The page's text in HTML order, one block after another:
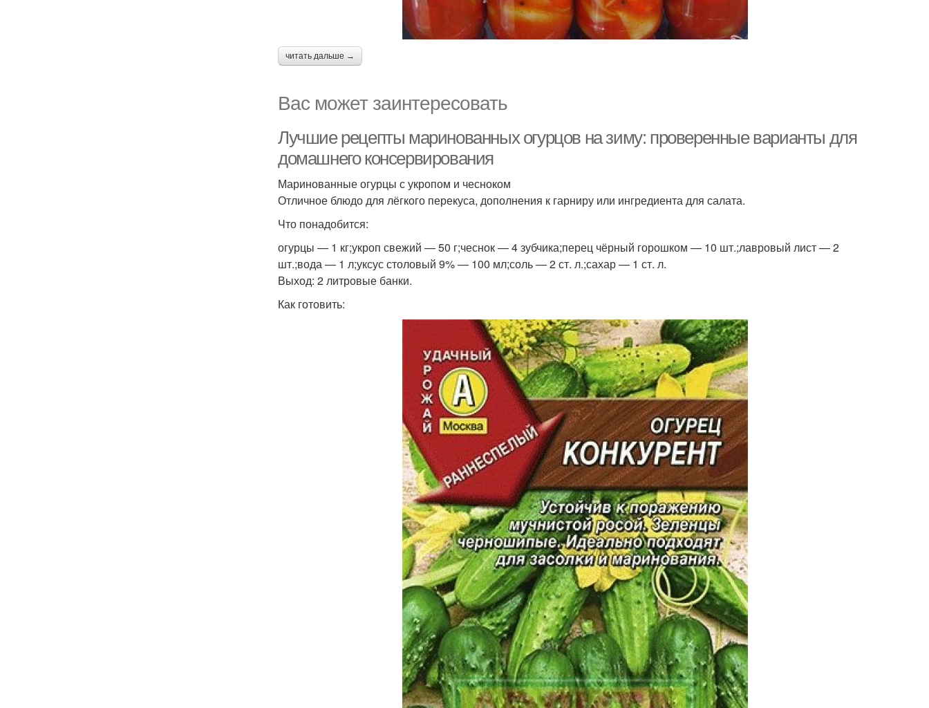
читать дальше →
Вас может заинтересовать
Лучшие рецепты маринованных огурцов на зиму: проверенные варианты для
домашнего консервирования
Маринованные огурцы с укропом и чесноком
Отличное блюдо для лёгкого перекуса, дополнения к гарниру или ингредиента для салата.
Что понадобится:
огурцы — 1 кг;укроп свежий — 50 г;чеснок — 4 зубчика;перец чёрный горошком — 10 шт.;лавровый лист — 2
шт.;вода — 1 л;уксус столовый 9% — 100 мл;соль — 2 ст. л.;сахар — 1 ст. л.
Выход: 2 литровые банки.
Как готовить: